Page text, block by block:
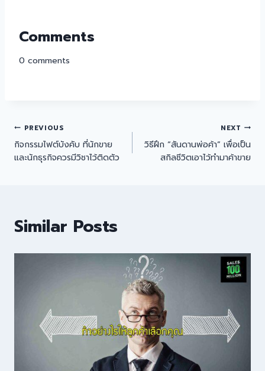
Comments
0 comments
PREVIOUS
กิจกรรมไฟต์บังคับ ที่นักขาย
และนักธุรกิจควรมีวิชาไว้ติดตัว
NEXT
วิธีฝึก “สันดานพ่อค้า” เพื่อเป็น
สกิลชีวิตเอาไว้ทำมาค้าขาย
Similar Posts